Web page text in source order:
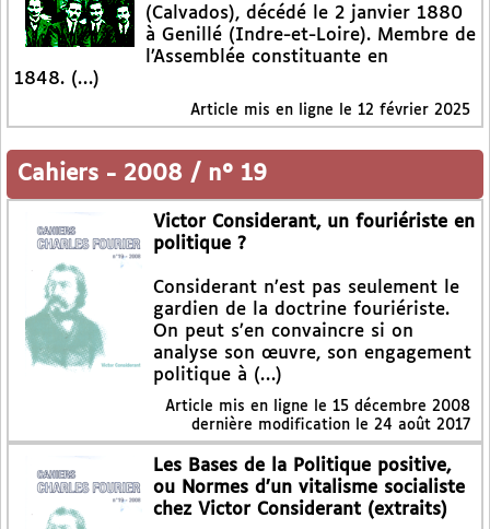
(Calvados), décédé le 2 janvier 1880
à Genillé (Indre-et-Loire). Membre de
l’Assemblée constituante en
1848. (…)
Article mis en ligne le 12 février 2025
Cahiers - 2008 / n° 19
Victor Considerant, un fouriériste en
politique ?
Considerant n’est pas seulement le
gardien de la doctrine fouriériste.
On peut s’en convaincre si on
analyse son œuvre, son engagement
politique à (…)
Article mis en ligne le 15 décembre 2008
dernière modification le 24 août 2017
Les Bases de la Politique positive,
ou Normes d’un vitalisme socialiste
chez Victor Considerant (extraits)